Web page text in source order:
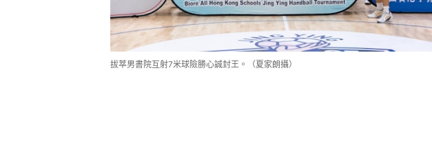
拔萃男書院互射7米球險勝心誠封王。（夏家朗攝）